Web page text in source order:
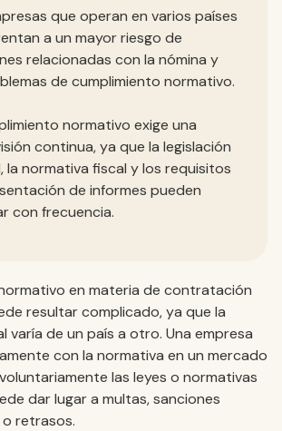
que operan en varios países
a un mayor riesgo de
relacionadas con la nómina y
de cumplimiento normativo.
normativo exige una
continua, ya que la legislación
la normativa fiscal y los requisitos
de informes pueden
con frecuencia.
en materia de contratación
resultar complicado, ya que la
varía de un país a otro. Una empresa
con la normativa en un mercado
las leyes o normativas
dar lugar a multas, sanciones
o retrasos.